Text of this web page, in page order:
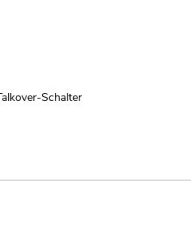
Schalter
Kopfhörerausgang